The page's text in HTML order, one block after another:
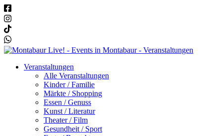
Veranstaltungen
Alle Veranstaltungen
Kinder / Familie
Märkte / Shopping
Essen / Genuss
Kunst / Literatur
Theater / Film
Gesundheit / Sport